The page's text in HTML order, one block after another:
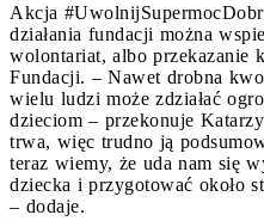
Akcja
działania fundacji można
wolontariat, albo przekazanie
Fundacji. – Nawet drobna
wielu ludzi może zdziałać
dzieciom – przekonuje
trwa, więc trudno ją
teraz wiemy, że uda nam się
dziecka i przygotować około
– dodaje.